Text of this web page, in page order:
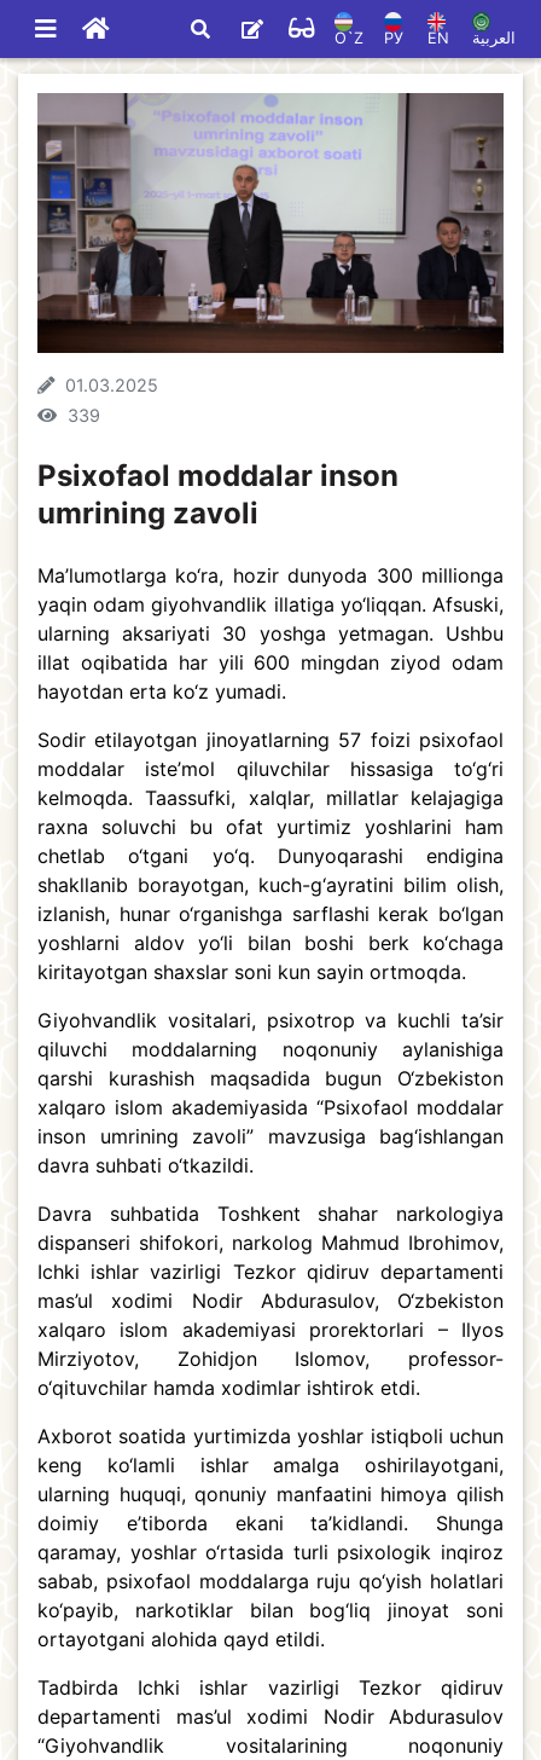
O`Z РУ EN العربية
01.03.2025
339
Psixofaol moddalar inson
umrining zavoli
Ma’lumotlarga ko‘ra, hozir dunyoda 300 millionga
yaqin odam giyohvandlik illatiga yo‘liqqan. Afsuski,
ularning aksariyati 30 yoshga yetmagan. Ushbu
illat oqibatida har yili 600 mingdan ziyod odam
hayotdan erta ko‘z yumadi.
Sodir etilayotgan jinoyatlarning 57 foizi psixofaol
moddalar iste’mol qiluvchilar hissasiga to‘g‘ri
kelmoqda. Taassufki, xalqlar, millatlar kelajagiga
raxna soluvchi bu ofat yurtimiz yoshlarini ham
chetlab o‘tgani yo‘q. Dunyoqarashi endigina
shakllanib borayotgan, kuch-g‘ayratini bilim olish,
izlanish, hunar o‘rganishga sarflashi kerak bo‘lgan
yoshlarni aldov yo‘li bilan boshi berk ko‘chaga
kiritayotgan shaxslar soni kun sayin ortmoqda.
Giyohvandlik vositalari, psixotrop va kuchli ta’sir
qiluvchi moddalarning noqonuniy aylanishiga
qarshi kurashish maqsadida bugun O‘zbekiston
xalqaro islom akademiyasida “Psixofaol moddalar
inson umrining zavoli” mavzusiga bag‘ishlangan
davra suhbati o‘tkazildi.
Davra suhbatida Toshkent shahar narkologiya
dispanseri shifokori, narkolog Mahmud Ibrohimov,
Ichki ishlar vazirligi Tezkor qidiruv departamenti
mas’ul xodimi Nodir Abdurasulov, O‘zbekiston
xalqaro islom akademiyasi prorektorlari – Ilyos
Mirziyotov, Zohidjon Islomov, professor-
o‘qituvchilar hamda xodimlar ishtirok etdi.
Axborot soatida yurtimizda yoshlar istiqboli uchun
keng ko‘lamli ishlar amalga oshirilayotgani,
ularning huquqi, qonuniy manfaatini himoya qilish
doimiy e’tiborda ekani ta’kidlandi. Shunga
qaramay, yoshlar o‘rtasida turli psixologik inqiroz
sabab, psixofaol moddalarga ruju qo‘yish holatlari
ko‘payib, narkotiklar bilan bog‘liq jinoyat soni
ortayotgani alohida qayd etildi.
Tadbirda Ichki ishlar vazirligi Tezkor qidiruv
departamenti mas’ul xodimi Nodir Abdurasulov
“Giyohvandlik vositalarining noqonuniy